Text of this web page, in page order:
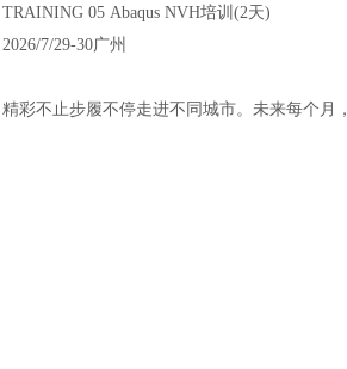
TRAINING 05 Abaqus NVH培训(2天)
2026/7/29-30广州
精彩不止步履不停走进不同城市。未来每个月，